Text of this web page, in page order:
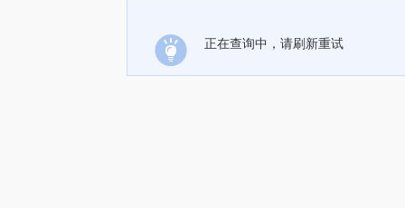
正在查询中，请刷新重试